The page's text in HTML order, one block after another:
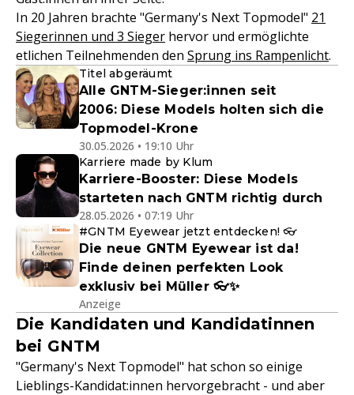
In 20 Jahren brachte "Germany's Next Topmodel" 21
Siegerinnen und 3 Sieger hervor und ermöglichte
etlichen Teilnehmenden den Sprung ins Rampenlicht.
Titel abgeräumt
Alle GNTM-Sieger:innen seit
2006: Diese Models holten sich die
Topmodel-Krone
30.05.2026 • 19:10 Uhr
Karriere made by Klum
Karriere-Booster: Diese Models
starteten nach GNTM richtig durch
28.05.2026 • 07:19 Uhr
#GNTM Eyewear jetzt entdecken! 👓
Die neue GNTM Eyewear ist da!
Finde deinen perfekten Look
exklusiv bei Müller 👓✨
Anzeige
Die Kandidaten und Kandidatinnen
bei GNTM
"Germany's Next Topmodel" hat schon so einige
Lieblings-Kandidat:innen hervorgebracht - und aber